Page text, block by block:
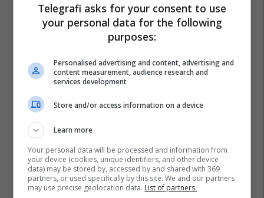
Young Boys Bern Shqiptarët Nëpër Botë
Sion
Ermir Lenjani
Telegrafi asks for your consent to use
your personal data for the following
purposes:
Personalised advertising and content, advertising and
content measurement, audience research and
services development
Store and/or access information on a device
Learn more
Your personal data will be processed and information from
your device (cookies, unique identifiers, and other device
data) may be stored by, accessed by and shared with 369
partners, or used specifically by this site. We and our partners
may use precise geolocation data. List of partners.